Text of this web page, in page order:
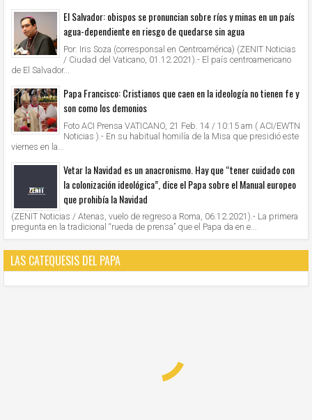
El Salvador: obispos se pronuncian sobre ríos y minas en un país
agua-dependiente en riesgo de quedarse sin agua
Por: Iris Soza (corresponsal en Centroamérica) (ZENIT Noticias
/ Ciudad del Vaticano, 01.12.2021).- El país centroamericano
de El Salvador...
Papa Francisco: Cristianos que caen en la ideología no tienen fe y
son como los demonios
Foto ACI Prensa VATICANO, 21 Feb. 14 / 10:15 am ( ACI/EWTN
Noticias ).- En su habitual homilía de la Misa que presidió este
viernes en la...
Vetar la Navidad es un anacronismo. Hay que “tener cuidado con
la colonización ideológica”, dice el Papa sobre el Manual europeo
que prohibía la Navidad
(ZENIT Noticias / Atenas, vuelo de regreso a Roma, 06.12.2021).- La primera
pregunta en la tradicional “rueda de prensa” que el Papa da en e...
LAS CATEQUESIS DEL PAPA